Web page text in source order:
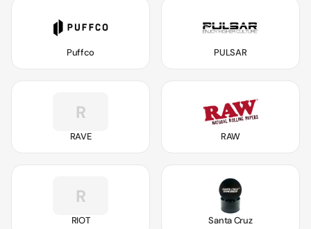
Puffco PULSAR
R
RAVE RAW
R
RIOT Santa Cruz